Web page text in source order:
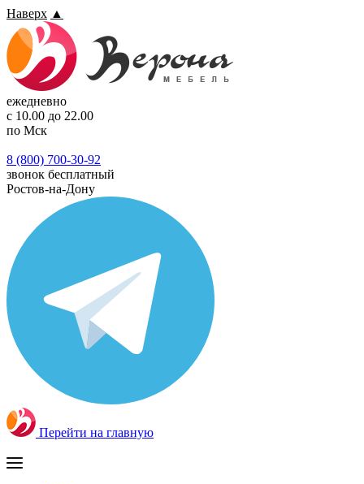
Наверх ▲
ежедневно
с 10.00 до 22.00
по Мск
8 (800) 700-30-92
звонок бесплатный
Ростов-на-Дону
Перейти на главную